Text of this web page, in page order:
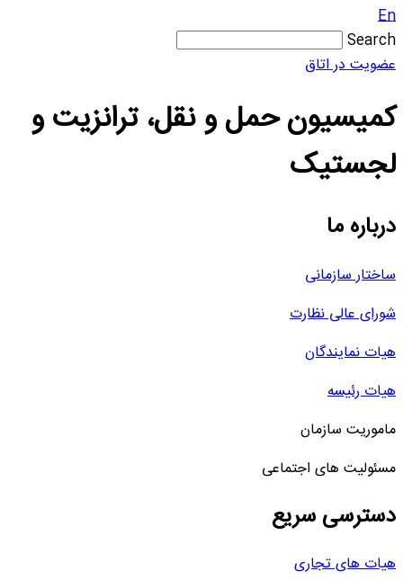
En
Search
عضویت در اتاق
کمیسیون حمل و نقل، ترانزیت و
لجستیک
درباره ما
ساختار سازمانی
شورای عالی نظارت
هیات نمایندگان
هیات رئیسه
ماموریت سازمان
مسئولیت های اجتماعی
دسترسی سریع
هیات های تجاری